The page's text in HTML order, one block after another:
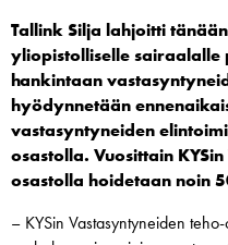
Tallink Silja lahjoitti
yliopistolliselle
hankintaan
hyödynnetään
vastasyntyneiden
osastolla. Vuosittain
osastolla hoidetaan noin
– KYSin Vastasyntyneiden